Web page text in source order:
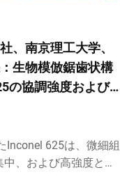
、南京理工大学、
生物模倣鋸歯状構
の協調強度および
Inconel 625は、微細組
、および高強度と優